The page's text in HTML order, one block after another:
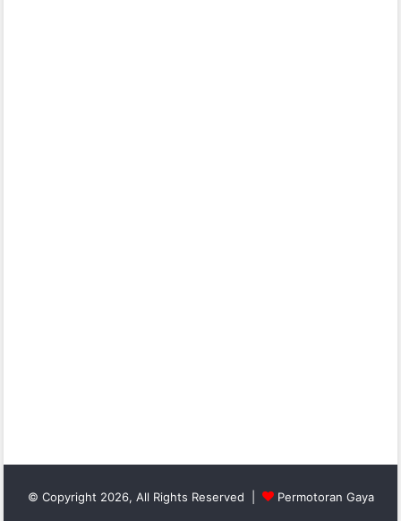
© Copyright 2026, All Rights Reserved |
Permotoran Gaya